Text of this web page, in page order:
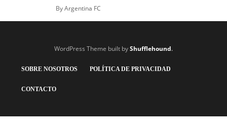
ByArgentina FC
WordPress Theme built byShufflehound.
SOBRE NOSOTROS POLÍTICA DE PRIVACIDAD
CONTACTO